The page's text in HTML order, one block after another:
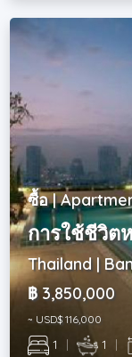
ซื้อ |
การใช้ชีวิต
Thailand |
฿ 3,850,000
~ USD$ 116,000
1 | 1 |